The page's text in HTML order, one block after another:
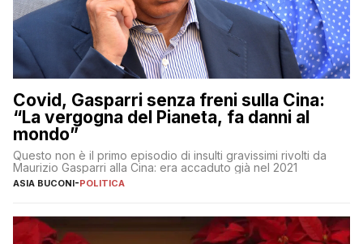
Covid, Gasparri senza freni sulla Cina:
“La vergogna del Pianeta, fa danni al
mondo”
Questo non è il primo episodio di insulti gravissimi rivolti da
Maurizio Gasparri alla Cina: era accaduto già nel 2021
ASIA BUCONI-POLITICA